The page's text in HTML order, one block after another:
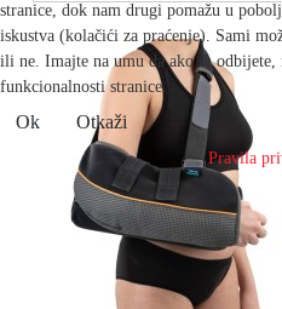
stranice, dok nam drugi pomažu u
iskustva (kolačići za praćenje). Sami
ili ne. Imajte na umu da ako ih odbijete,
funkcionalnosti stranice.
Ok Otkaži
Pravila